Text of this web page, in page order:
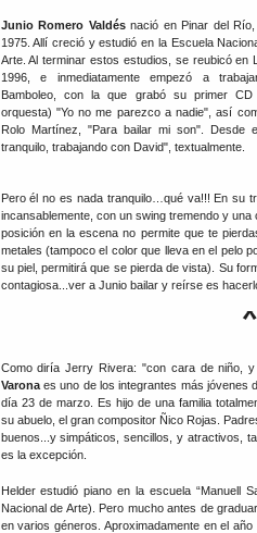
Junio Romero Valdés nació en Pinar del
1975. Allí creció y estudió en la Escuela
Arte. Al terminar estos estudios, se reubicó en
1996, e inmediatamente empezó a
Bamboleo, con la que grabó su primer
orquesta) "Yo no me parezco a nadie", así
Rolo Martínez, "Para bailar mi son". Desde
tranquilo, trabajando con David", textualmente.
Pero él no es nada tranquilo…qué va!!! En su
incansablemente, con un swing tremendo y
posición en la escena no permite que te
metales (tampoco el color que lleva en el pelo
su piel, permitirá que se pierda de vista). Su
contagiosa...ver a Junio bailar y reírse es
Como diría Jerry Rivera: "con cara de niño, y
Varonaes uno de los integrantes más jóvenes
día 23 de marzo. Es hijo de una familia
su abuelo, el gran compositor Ñico Rojas.
buenos...y simpáticos, sencillos, y atractivos,
es la excepción.
Helder estudió piano en la escuela “Manuell
Nacional de Arte). Pero mucho antes de
en varios géneros. Aproximadamente en el